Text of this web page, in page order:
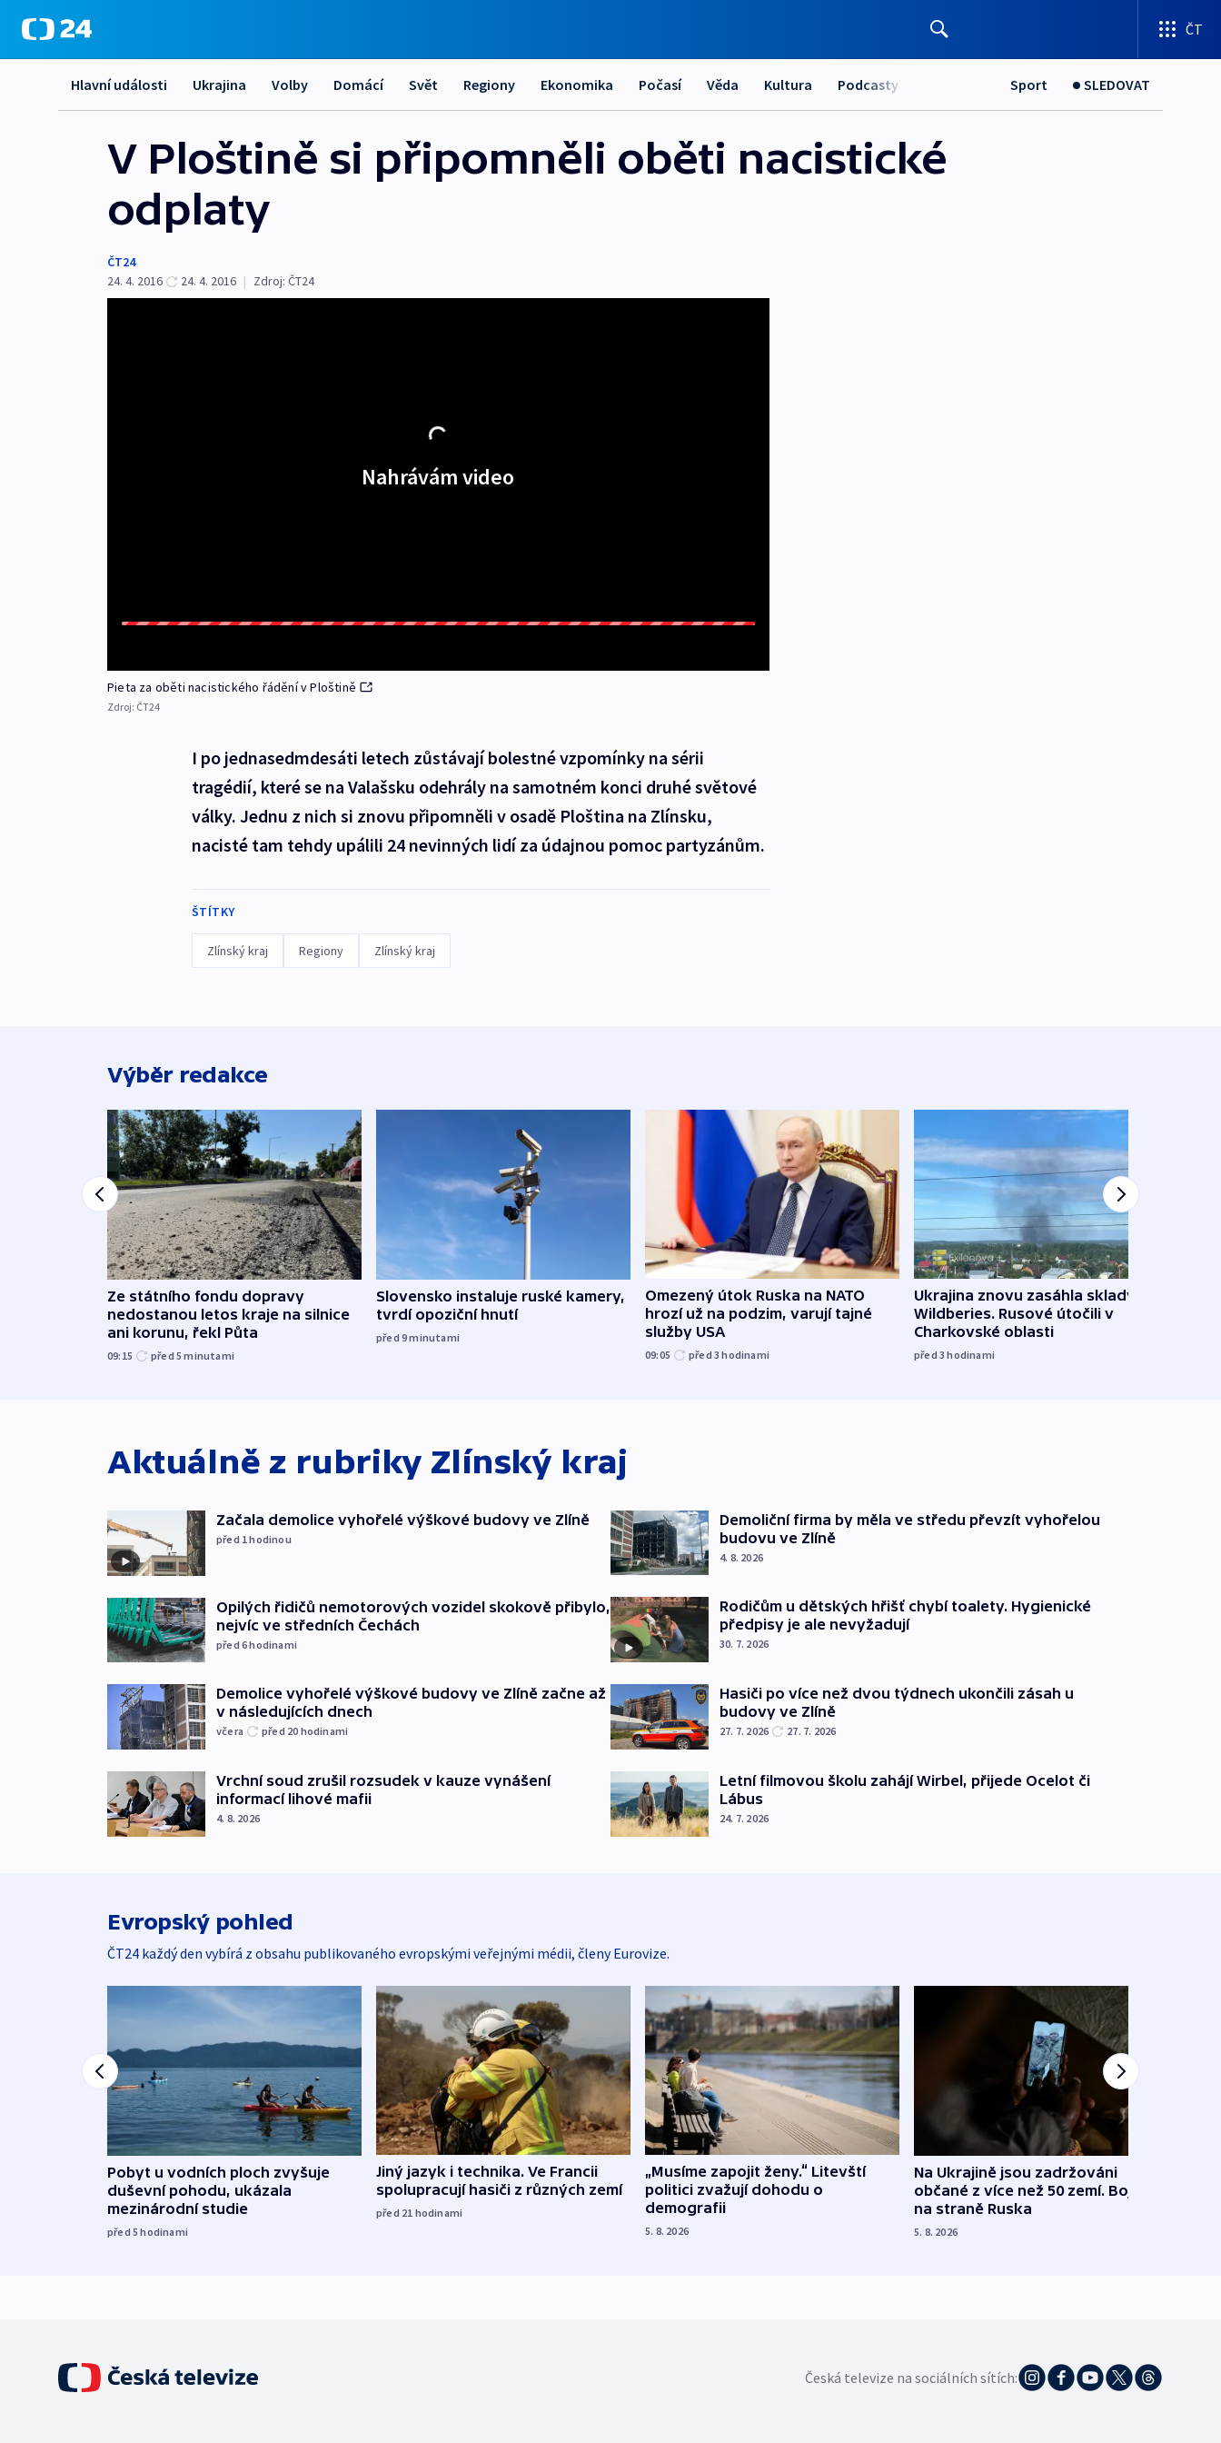
ČT
Hlavní události Ukrajina Volby Domácí Svět Regiony Ekonomika Počasí Věda Kultura Podcasty Sport SLEDOVAT
V Ploštině si připomněli oběti nacistické
odplaty
ČT24
24. 4. 2016
24. 4. 2016 | Zdroj: ČT24
Nahrávám video
Pieta za oběti nacistického řádění v Ploštině
Zdroj: ČT24
I po jednasedmdesáti letech zůstávají bolestné vzpomínky na sérii
tragédií, které se na Valašsku odehrály na samotném konci druhé světové
války. Jednu z nich si znovu připomněli v osadě Ploština na Zlínsku,
nacisté tam tehdy upálili 24 nevinných lidí za údajnou pomoc partyzánům.
ŠTÍTKY
Zlínský kraj Regiony Zlínský kraj
Výběr redakce
Ze státního fondu dopravy
nedostanou letos kraje na silnice
ani korunu, řekl Půta
09:15 před 5minutami
Slovensko instaluje ruské kamery,
tvrdí opoziční hnutí
před 9minutami
Omezený útok Ruska na NATO
hrozí už na podzim, varují tajné
služby USA
09:05 před 3hodinami
Ukrajina znovu zasáhla sklady
Wildberies. Rusové útočili v
Charkovské oblasti
před 3hodinami
Aktuálně z rubriky Zlínský kraj
Začala demolice vyhořelé výškové budovy ve Zlíně
před 1hodinou
Opilých řidičů nemotorových vozidel skokově přibylo,
nejvíc ve středních Čechách
před 6hodinami
Demolice vyhořelé výškové budovy ve Zlíně začne až
v následujících dnech
včera před 20 hodinami
Vrchní soud zrušil rozsudek v kauze vynášení
informací lihové mafii
4. 8. 2026
Demoliční firma by měla ve středu převzít vyhořelou
budovu ve Zlíně
4. 8. 2026
Rodičům u dětských hřišť chybí toalety. Hygienické
předpisy je ale nevyžadují
30. 7. 2026
Hasiči po více než dvou týdnech ukončili zásah u
budovy ve Zlíně
27. 7. 2026 27. 7. 2026
Letní filmovou školu zahájí Wirbel, přijede Ocelot či
Lábus
24. 7. 2026
Evropský pohled
ČT24 každý den vybírá z obsahu publikovaného evropskými veřejnými médii, členy Eurovize.
Pobyt u vodních ploch zvyšuje
duševní pohodu, ukázala
mezinárodní studie
před 5hodinami
Jiný jazyk i technika. Ve Francii
spolupracují hasiči z různých zemí
před 21 hodinami
„Musíme zapojit ženy.“ Litevští
politici zvažují dohodu o
demografii
5. 8. 2026
Na Ukrajině jsou zadržováni
občané z více než 50 zemí. Bojovali
na straně Ruska
5. 8. 2026
Česká televize na sociálních sítích: